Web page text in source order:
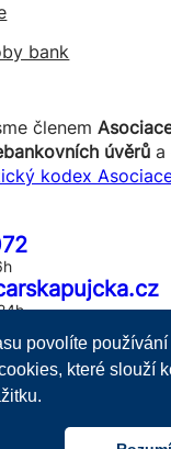
bank
členem
úvěrůa
kodex
půjčka
110 00 Praha 1
CZ05421721
povolíte používání
které slouží